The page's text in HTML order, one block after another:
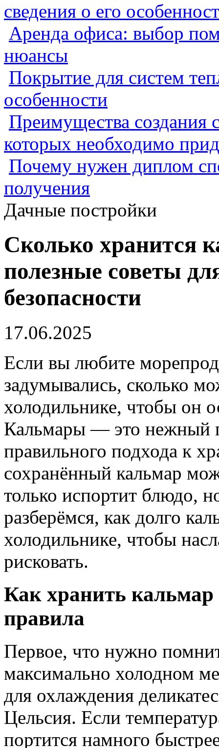
сведения о его
Аренда офиса: выбор
нюансы
Покрытие для систем
особенности
Преимущества создания
которых необходимо
Почему нужен диплом
получения
Дачные постройки
Сколько хранится
полезные советы
безопасности
17.06.2025
Если вы любите
задумывались, сколько
холодильнике, чтобы он
Кальмары — это нежный
правильного подхода к
сохранённый кальмар
только испортит блюдо,
разберёмся, как долго
холодильнике, чтобы
рисковать.
Как хранить
правила
Первое, что нужно
максимально холодном
для охлаждения
Цельсия. Если
портится намного